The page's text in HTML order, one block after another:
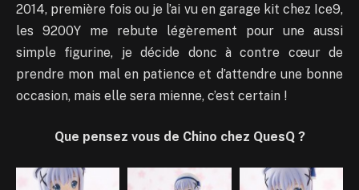
2014, première fois ou je l’ai vu en garage kit chez Ice9,
les 9200Y me rebute légèrement pour une aussi
simple figurine, je décide donc à contre cœur de
prendre mon mal en patience et d’attendre une bonne
occasion, mais elle sera mienne, c’est certain !
Que pensez vous de Chino chez QuesQ ?